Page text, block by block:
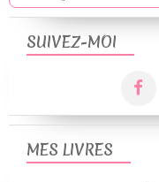
SUIVEZ-MOI
MES LIVRES